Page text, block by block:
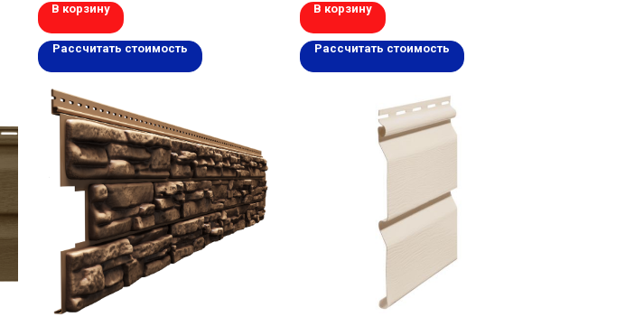
В корзину
Рассчитать стоимость
В корзину
Рассчитать стоимость